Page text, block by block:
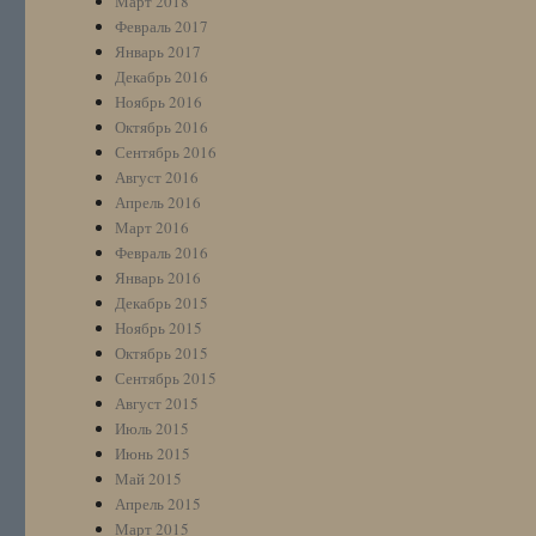
Февраль 2017
Январь 2017
Декабрь 2016
Ноябрь 2016
Октябрь 2016
Сентябрь 2016
Август 2016
Апрель 2016
Март 2016
Февраль 2016
Январь 2016
Декабрь 2015
Ноябрь 2015
Октябрь 2015
Сентябрь 2015
Август 2015
Июль 2015
Июнь 2015
Май 2015
Апрель 2015
Март 2015